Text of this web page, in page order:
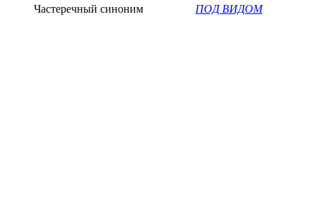
Частеречный синоним
ПОД ВИДОМ